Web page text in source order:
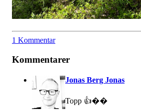
1 Kommentar
Kommentarer
Jonas Berg Jonas
Topp 👍��